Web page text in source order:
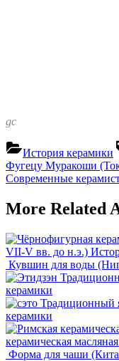
gc
История керамики
Навигация
по
записям
Previous
Post:
Фугецу Муракоши
Next
Современные
More Related
VII-V вв. до н.э.)
Кувшин для воды
керамики
Традиционный
керамики
керамическая
Форма для чаши